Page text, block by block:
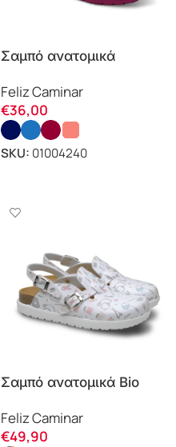
Σαμπό ανατομικά
Caminar
Feliz Caminar
€36,00
SKU: 01004240
Σαμπό ανατομικά Bio
Feliz Caminar
€49,90